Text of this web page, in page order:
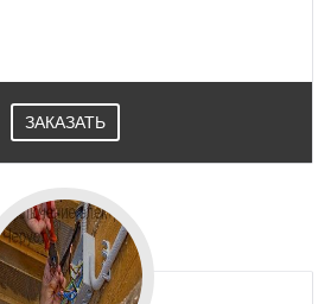
ЗАКАЗАТЬ